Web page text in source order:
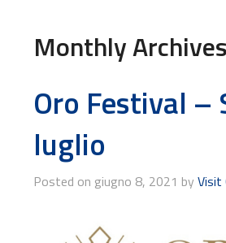
Monthly
Oro Festival –
luglio
Posted on giugno 8, 2021 by Visit